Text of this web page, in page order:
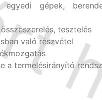
egyedi gépek,
tesztelés
való részvétel
a termelésirányító